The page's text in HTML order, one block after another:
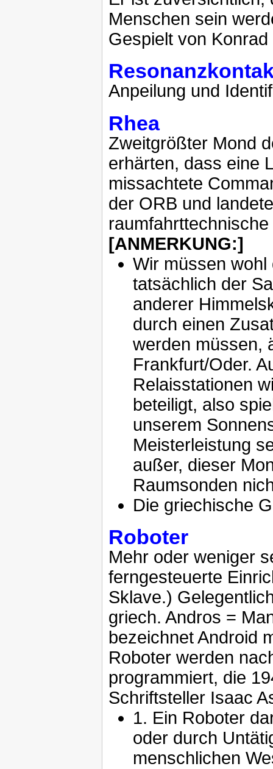
Menschen sein
Gespielt von
Anpeilung und
Rhea
Zweitgrößter Mond
erhärten, dass eine
missachtete
der ORB und
[ANMERKUNG:]
Wir müssen
tatsächlich der
anderer
durch einen
werden müssen,
Frankfurt/Oder.
Relaisstationen
beteiligt, also
unserem
Meisterleistung
außer, dieser
Raumsonden
Die griechische
Roboter
Mehr oder weniger
ferngesteuerte
Sklave.)
griech. Andros =
bezeichnet Android
Roboter werden
programmiert, die
Schriftsteller Isaac
1. Ein Roboter
oder durch
menschlichen